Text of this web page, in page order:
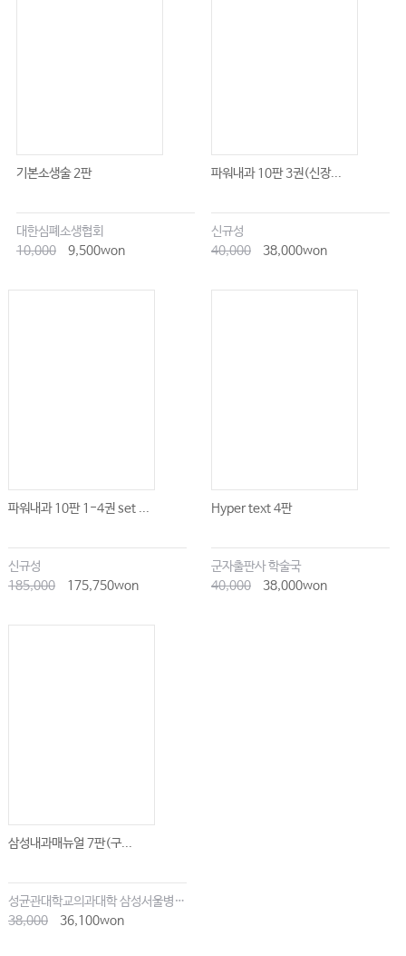
기본소생술 2판
대한심폐소생협회
10,000
9,500won
파워내과 10판 3권(신장...
신규성
40,000
38,000won
파워내과 10판 1-4권 set ...
신규성
185,000
175,750won
Hyper text 4판
군자출판사 학술국
40,000
38,000won
삼성내과매뉴얼 7판(구...
성균관대학교의과대학 삼성서울병원내과
38,000
36,100won